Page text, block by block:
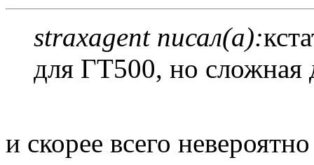
straxagent писал(а):
для ГТ500, но сложная
и скорее всего